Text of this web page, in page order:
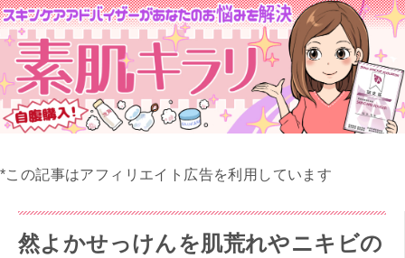
*この記事はアフィリエイト広告を利用しています
然よかせっけんを肌荒れやニキビの